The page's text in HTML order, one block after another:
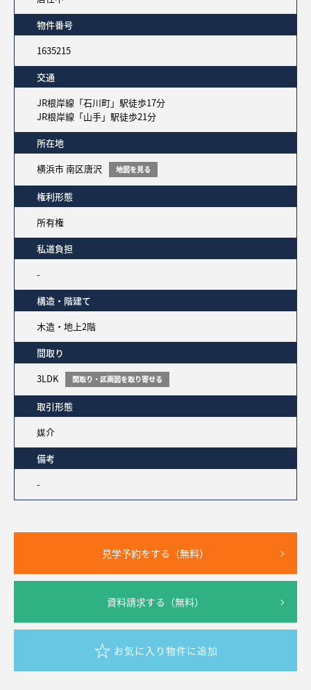
物件番号
1635215
交通
JR根岸線「石川町」駅徒歩17分
JR根岸線「山手」駅徒歩21分
所在地
横浜市 南区唐沢
地図を見る
権利形態
所有権
私道負担
-
構造・階建て
木造・地上2階
間取り
3LDK
間取り・区画図を取り寄せる
取引形態
媒介
備考
-
見学予約をする（無料）
資料請求する（無料）
お気に入り物件に追加